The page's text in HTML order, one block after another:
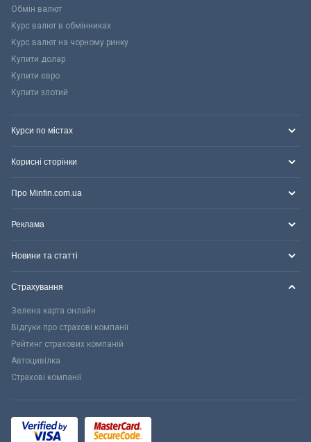
Обмін валют
Курс валют в обмінниках
Курс валют на чорному ринку
Купити долар
Купити євро
Купити злотий
Курси по містах
Корисні сторінки
Про Minfin.com.ua
Реклама
Новини та статті
Страхування
Зелена карта онлайн
Відгуки про страхові компанії
Рейтинг страхових компаній
Автоцивілка
Страхові компанії